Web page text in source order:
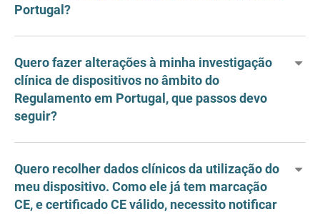
Portugal?
Quero fazer alterações à minha investigação
clínica de dispositivos no âmbito do
Regulamento em Portugal, que passos devo
seguir?
Quero recolher dados clínicos da utilização do
meu dispositivo. Como ele já tem marcação
CE, e certificado CE válido, necessito notificar